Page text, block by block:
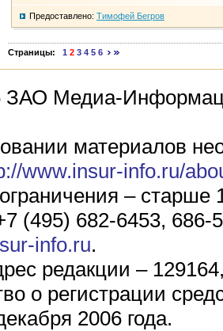
Предоставлено: Тимофей Бегров
Страницы: 1 2 3 4 5 6
ЗАО Медиа-
материалов
www.insur-info.ru/
– старше
(495) 682-6453, 686-
info.ru.
редакции –
о регистрации
2006 года.